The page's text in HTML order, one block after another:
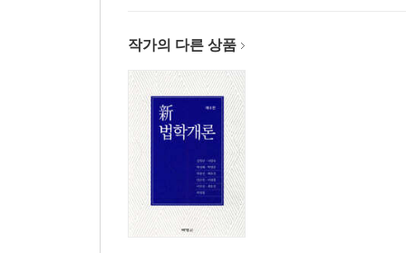
작가의 다른 상품